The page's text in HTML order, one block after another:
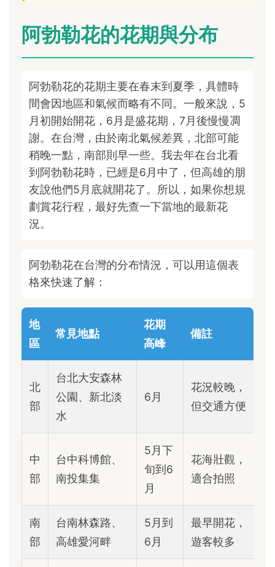
阿勃勒花的花期與分布
阿勃勒花的花期主要在春末到夏季，具體時
間會因地區和氣候而略有不同。一般來說，5
月初開始開花，6月是盛花期，7月後慢慢凋
謝。在台灣，由於南北氣候差異，北部可能
稍晚一點，南部則早一些。我去年在台北看
到阿勃勒花時，已經是6月中了，但高雄的朋
友說他們5月底就開花了。所以，如果你想規
劃賞花行程，最好先查一下當地的最新花
況。
阿勃勒花在台灣的分布情況，可以用這個表
格來快速了解：
地
區
常見地點
花期
高峰
備註
北
部
台北大安森林
公園、新北淡
水
6月
花況較晚，
但交通方便
中
部
台中科博館、
南投集集
5月下
旬到6
月
花海壯觀，
適合拍照
南
部
台南林森路、
高雄愛河畔
5月到
6月
最早開花，
遊客較多